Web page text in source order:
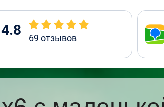
4.8 69 отзывов